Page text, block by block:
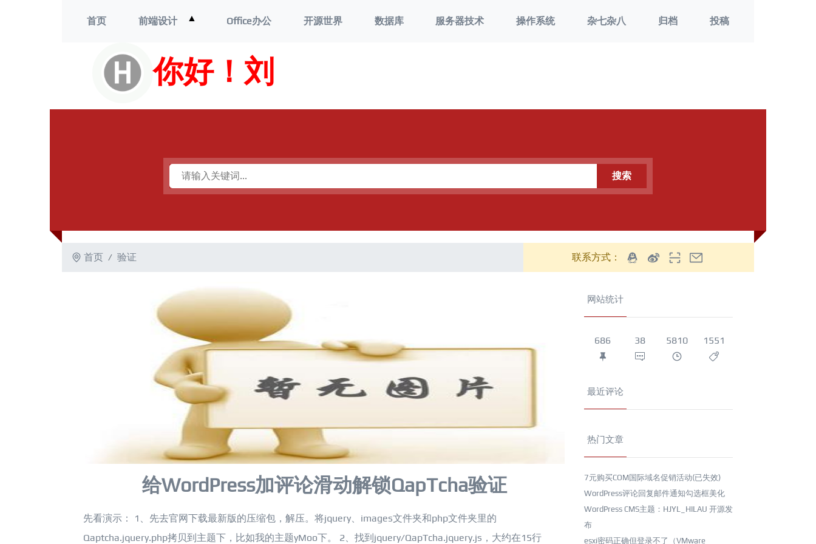
你好！刘
首页 前端设计 ▲
单
Office办公 开源世界 数据库 服务器技术 操作系统 杂七杂八 归档 投稿
搜索
首页 验证 联系方式：
给WordPress加评论滑动解锁QapTcha验证
先看演示： 1、先去官网下载最新版的压缩包，解压。将jquery、images文件夹和php文件夹里的
Qaptcha.jquery.php拷贝到主题下，比如我的主题yMoo下。 2、找到jquery/QapTcha.jquery.js，大约在15行
网站统计
686 38 5810 1551
最近评论
热门文章
7元购买COM国际域名促销活动(已失效)
WordPress评论回复邮件通知勾选框美化
WordPress CMS主题：HJYL_HILAU 开源发
布
esxi密码正确但登录不了（VMware